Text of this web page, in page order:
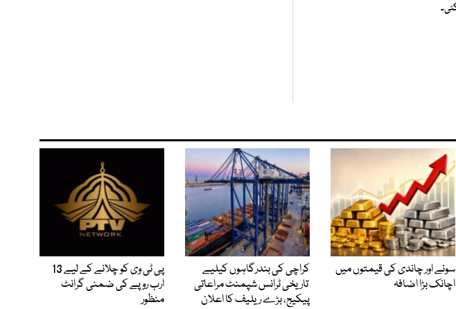
سونے اور چاندی کی قیمتوں میں
اچانک بڑا اضافہ
کراچی کی بندرگاہوں کیلیے
تاریخی ٹرانس شپمنٹ مراعاتی
پیکیج، بڑے ریلیف کا اعلان
پی ٹی وی کو چلانے کے لیے 13
ارب روپے کی ضمنی گرانٹ
منظور